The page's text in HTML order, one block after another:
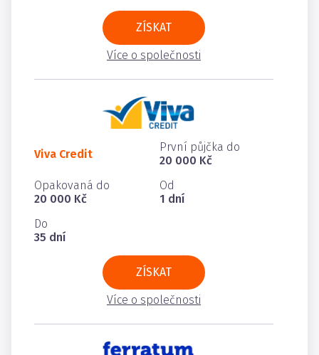
ZÍSKAT
Více o společnosti
Viva Credit
První půjčka do
20 000 Kč
Opakovaná do
20 000 Kč
Od
1 dní
Do
35 dní
ZÍSKAT
Více o společnosti